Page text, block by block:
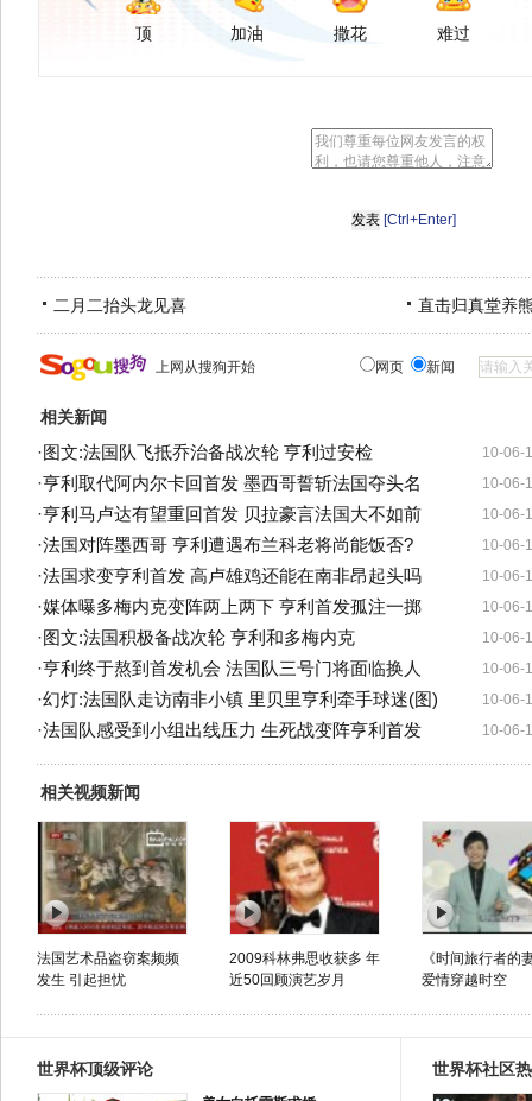
顶 加油 撒花 难过
[Ctrl+Enter]
二月二抬头龙见喜 直击归真堂养
上网从搜狗开始 网页 新闻
相关新闻
10-06-
· 图文:法国队飞抵乔治备战次轮 亨利过安检
10-06-
·亨利取代阿内尔卡回首发 墨西哥誓斩法国夺头名
10-06-
·亨利马卢达有望重回首发 贝拉豪言法国大不如前
10-06-
·法国对阵墨西哥 亨利遭遇布兰科老将尚能饭否?
10-06-
·法国求变亨利首发 高卢雄鸡还能在南非昂起头吗
10-06-
·媒体曝多梅内克变阵两上两下 亨利首发孤注一掷
10-06-
· 图文:法国积极备战次轮 亨利和多梅内克
10-06-
·亨利终于熬到首发机会 法国队三号门将面临换人
10-06-
·幻灯:法国队走访南非小镇 里贝里亨利牵手球迷(图)
10-06-
·法国队感受到小组出线压力 生死战变阵亨利首发
相关视频新闻
法国艺术品盗窃案频频
发生 引起担忧
2009科林弗思收获多 年
近50回顾演艺岁月
《时间旅行者的
爱情穿越时空
世界杯顶级评论 世界杯社区